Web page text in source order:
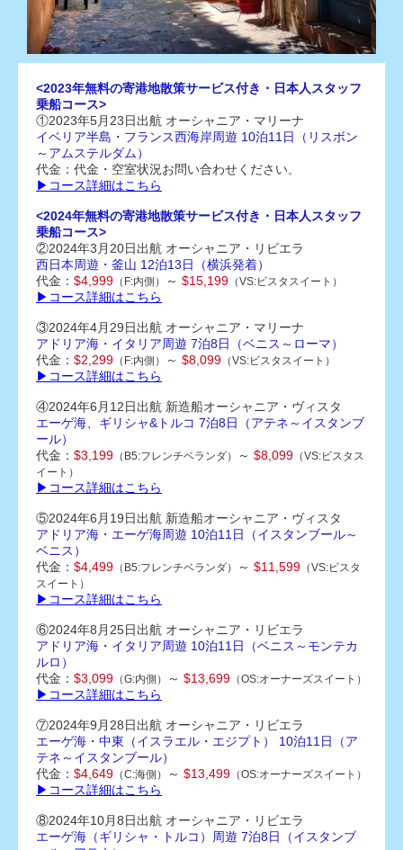
<2023年無料の寄港地散策サービス付き・日本人スタッフ
乗船コース>
①2023年5月23日出航 オーシャニア・マリーナ
イベリア半島・フランス西海岸周遊 10泊11日（リスボン
～アムステルダム）
代金：代金・空室状況お問い合わせください。
▶コース詳細はこちら
<2024年無料の寄港地散策サービス付き・日本人スタッフ
乗船コース>
②2024年3月20日出航 オーシャニア・リビエラ
西日本周遊・釜山 12泊13日（横浜発着）
代金： $4,999 （F:内側） ～ $15,199 （VS:ビスタスイート）
▶コース詳細はこちら
③2024年4月29日出航 オーシャニア・マリーナ
アドリア海・イタリア周遊 7泊8日（ベニス～ローマ）
代金： $2,299 （F:内側） ～ $8,099 （VS:ビスタスイート）
▶コース詳細はこちら
④2024年6月12日出航 新造船オーシャニア・ヴィスタ
エーゲ海、ギリシャ&トルコ 7泊8日（アテネ～イスタンブ
ール）
代金： $3,199 （B5:フレンチベランダ） ～ $8,099 （VS:ビスタス
イート）
▶コース詳細はこちら
⑤2024年6月19日出航 新造船オーシャニア・ヴィスタ
アドリア海・エーゲ海周遊 10泊11日（イスタンブール～
ベニス）
代金： $4,499 （B5:フレンチベランダ） ～ $11,599 （VS:ビスタ
スイート）
▶コース詳細はこちら
⑥2024年8月25日出航 オーシャニア・リビエラ
アドリア海・イタリア周遊 10泊11日（ベニス～モンテカ
ルロ）
代金： $3,099 （G:内側） ～ $13,699 （OS:オーナーズスイート）
▶コース詳細はこちら
⑦2024年9月28日出航 オーシャニア・リビエラ
エーゲ海・中東（イスラエル・エジプト） 10泊11日（ア
テネ～イスタンブール）
代金： $4,649 （C:海側） ～ $13,499 （OS:オーナーズスイート）
▶コース詳細はこちら
⑧2024年10月8日出航 オーシャニア・リビエラ
エーゲ海（ギリシャ・トルコ）周遊 7泊8日（イスタンブ